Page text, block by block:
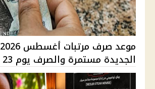
الجديدة مستمرة والصرف يوم 23 والح...